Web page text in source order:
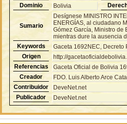
Dominio
Bolivia
Sumario
Desígnese MINISTRO
ENERGÍAS, al ciudadano
Gómez García, Ministro de
mientras dure la ausencia
Keywords
Gaceta 1692NEC, Decreto
Origen
http://
Referencias
Gaceta Oficial de Bolivia
Creador
FDO. Luis Alberto Arce
Contribuidor
DeveNet.net
Publicador
DeveNet.net